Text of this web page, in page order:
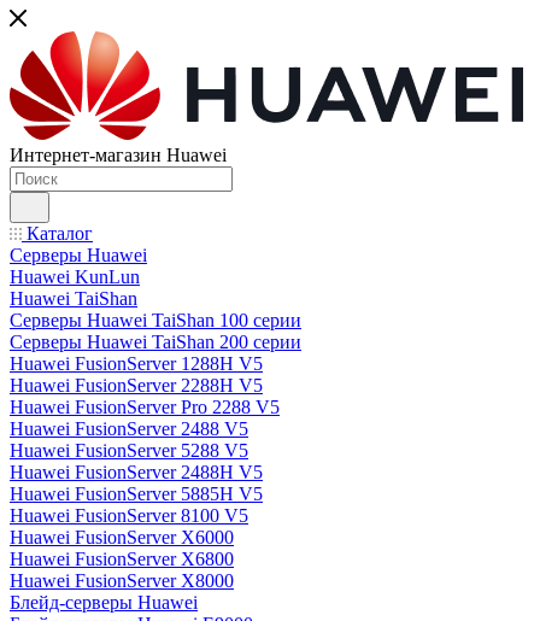
Интернет-магазин Huawei
Каталог
Серверы Huawei
Huawei KunLun
Huawei TaiShan
Серверы Huawei TaiShan 100 серии
Серверы Huawei TaiShan 200 серии
Huawei FusionServer 1288H V5
Huawei FusionServer 2288H V5
Huawei FusionServer Pro 2288 V5
Huawei FusionServer 2488 V5
Huawei FusionServer 5288 V5
Huawei FusionServer 2488H V5
Huawei FusionServer 5885H V5
Huawei FusionServer 8100 V5
Huawei FusionServer X6000
Huawei FusionServer X6800
Huawei FusionServer X8000
Блейд-серверы Huawei